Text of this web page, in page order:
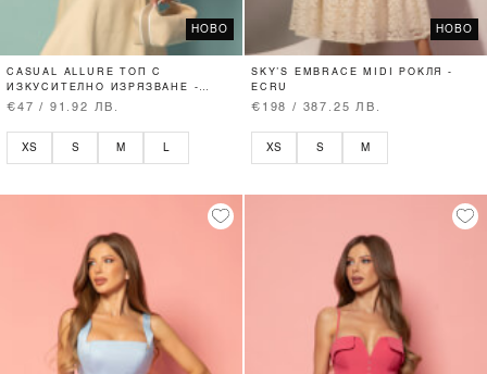
НОВО
CASUAL ALLURE ТОП С
ИЗКУСИТЕЛНО ИЗРЯЗВАНЕ -
SOFT BEIGE
€47 / 91.92 ЛВ.
XS S M
НОВО
SKY’S EMBRACE MIDI РОКЛЯ -
ECRU
€198 / 387.25 ЛВ.
XS S M